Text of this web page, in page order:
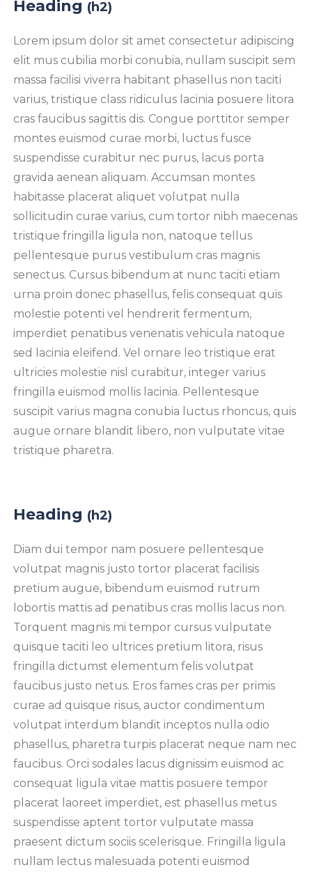
Heading (h2)
Lorem ipsum dolor sit amet consectetur adipiscing
elit mus cubilia morbi conubia, nullam suscipit sem
massa facilisi viverra habitant phasellus non taciti
varius, tristique class ridiculus lacinia posuere litora
cras faucibus sagittis dis. Congue porttitor semper
montes euismod curae morbi, luctus fusce
suspendisse curabitur nec purus, lacus porta
gravida aenean aliquam. Accumsan montes
habitasse placerat aliquet volutpat nulla
sollicitudin curae varius, cum tortor nibh maecenas
tristique fringilla ligula non, natoque tellus
pellentesque purus vestibulum cras magnis
senectus. Cursus bibendum at nunc taciti etiam
urna proin donec phasellus, felis consequat quis
molestie potenti vel hendrerit fermentum,
imperdiet penatibus venenatis vehicula natoque
sed lacinia eleifend. Vel ornare leo tristique erat
ultricies molestie nisl curabitur, integer varius
fringilla euismod mollis lacinia. Pellentesque
suscipit varius magna conubia luctus rhoncus, quis
augue ornare blandit libero, non vulputate vitae
tristique pharetra.
Heading (h2)
Diam dui tempor nam posuere pellentesque
volutpat magnis justo tortor placerat facilisis
pretium augue, bibendum euismod rutrum
lobortis mattis ad penatibus cras mollis lacus non.
Torquent magnis mi tempor cursus vulputate
quisque taciti leo ultrices pretium litora, risus
fringilla dictumst elementum felis volutpat
faucibus justo netus. Eros fames cras per primis
curae ad quisque risus, auctor condimentum
volutpat interdum blandit inceptos nulla odio
phasellus, pharetra turpis placerat neque nam nec
faucibus. Orci sodales lacus dignissim euismod ac
consequat ligula vitae mattis posuere tempor
placerat laoreet imperdiet, est phasellus metus
suspendisse aptent tortor vulputate massa
praesent dictum sociis scelerisque. Fringilla ligula
nullam lectus malesuada potenti euismod